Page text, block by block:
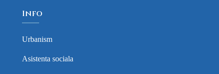
Info
Urbanism
Asistenta sociala